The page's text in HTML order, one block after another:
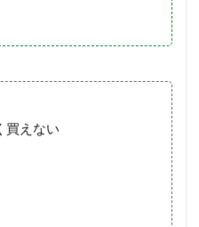
買えない